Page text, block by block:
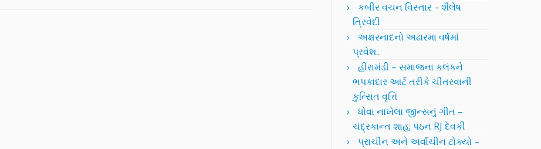
કબીર વચન વિસ્તાર – શૈલેષ
ત્રિવેદી
અક્ષરનાદનો અઢારમા વર્ષમાં
પ્રવેશ..
હીરામંડી – સમાજના કલંકને
ભપકાદાર આર્ટ તરીકે ચીતરવાની
કુત્સિત વૃત્તિ
ધોવા નાખેલા જીન્સનું ગીત –
ચંદ્રકાન્ત શાહ; પઠન RJ દેવકી
પ્રાચીન અને અર્વાચીન ટોક્યો –